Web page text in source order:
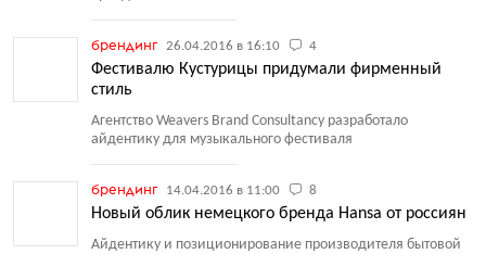
брендинг 26.04.2016 в 16:10 4
Фестивалю Кустурицы придумали фирменный
стиль
Агентство Weavers Brand Consultancy разработало
айдентику для музыкального фестиваля
брендинг 14.04.2016 в 11:00 8
Новый облик немецкого бренда Hansa от россиян
Айдентику и позиционирование производителя бытовой